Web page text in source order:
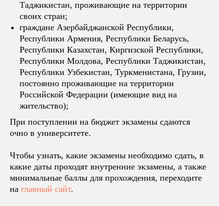
Таджикистан, проживающие на территории
своих стран;
граждане Азербайджанской Республики,
Республики Армения, Республики Беларусь,
Республики Казахстан, Киргизской Республики,
Республики Молдова, Республики Таджикистан,
Республики Узбекистан, Туркменистана, Грузии,
постоянно проживающие на территории
Российской Федерации (имеющие вид на
жительство);
При поступлении на бюджет экзамены сдаются
очно в университете.
Чтобы узнать, какие экзамены необходимо сдать, в
какие даты проходят внутренние экзамены, а также
минимальные баллы для прохождения, переходите
на главный сайт.